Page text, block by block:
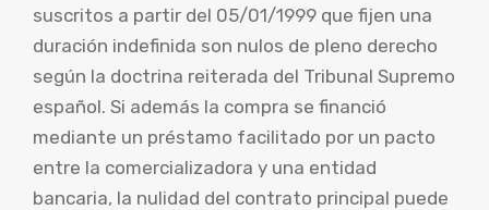
suscritos a partir del 05/01/1999 que fijen una
duración indefinida son nulos de pleno derecho
según la doctrina reiterada del Tribunal Supremo
español. Si además la compra se financió
mediante un préstamo facilitado por un pacto
entre la comercializadora y una entidad
bancaria, la nulidad del contrato principal puede